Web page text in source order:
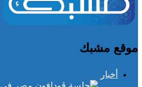
موقع مشبك
أخبار